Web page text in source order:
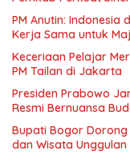
PM Anutin: Indonesia
Kerja Sama untuk
Keceriaan Pelajar
PM Tailan di Jakarta
Presiden Prabowo
Resmi Bernuansa
Bupati Bogor Dorong
dan Wisata